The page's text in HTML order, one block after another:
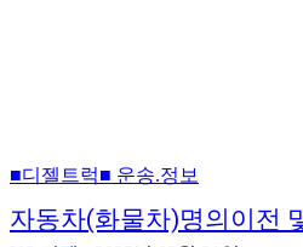
■디젤트럭■ 운송.정보
자동차(화물차)명의이전